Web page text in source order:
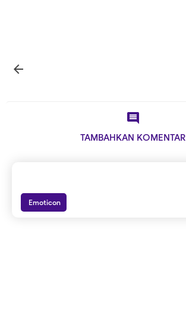


TAMBAHKAN KOMENTAR
Emoticon